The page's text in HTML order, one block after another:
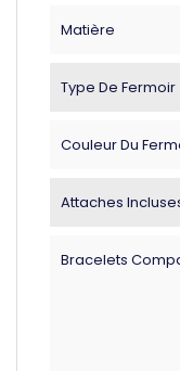
Matière
Type De Fermoir
Couleur Du
Attaches
Bracelets